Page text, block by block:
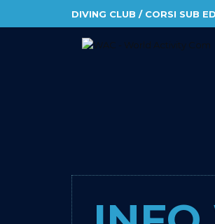
DIVING CLUB / CORSI SUB